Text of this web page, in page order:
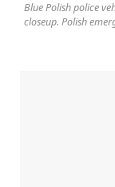
Blue Polish police
closeup. Polish